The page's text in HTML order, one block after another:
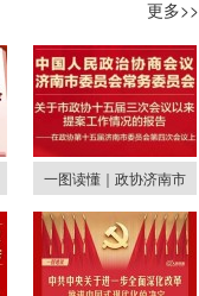
更多>>
一图读懂｜政协济南市